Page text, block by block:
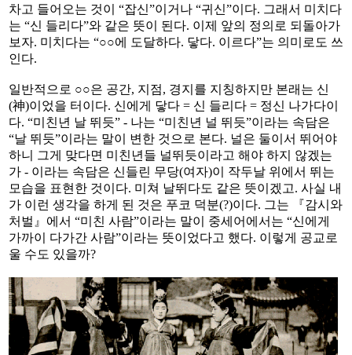
차고 들어오는 것이 “잡신”이거나 “귀신”이다. 그래서 미치다
는 “신 들리다”와 같은 뜻이 된다. 이제 앞의 정의로 되돌아가
보자. 미치다는 “○○에 도달하다. 닿다. 이르다”는 의미로도 쓰
인다.
일반적으로 ○○은 공간, 지점, 경지를 지칭하지만 본래는 신
(神)이었을 터이다. 신에게 닿다 = 신 들리다 = 정신 나가다이
다. “미친년 날 뛰듯” - 나는 “미친년 널 뛰듯”이라는 속담은
“날 뛰듯”이라는 말이 변한 것으로 본다. 널은 둘이서 뛰어야
하니 그게 맞다면 미친년들 널뛰듯이라고 해야 하지 않겠는
가 - 이라는 속담은 신들린 무당(여자)이 작두날 위에서 뛰는
모습을 표현한 것이다. 미쳐 날뛰다도 같은 뜻이겠고. 사실 내
가 이런 생각을 하게 된 것은 푸코 덕분(?)이다. 그는 『감시와
처벌』에서 “미친 사람”이라는 말이 중세어에서는 “신에게
가까이 다가간 사람”이라는 뜻이었다고 했다. 이렇게 공교로
울 수도 있을까?